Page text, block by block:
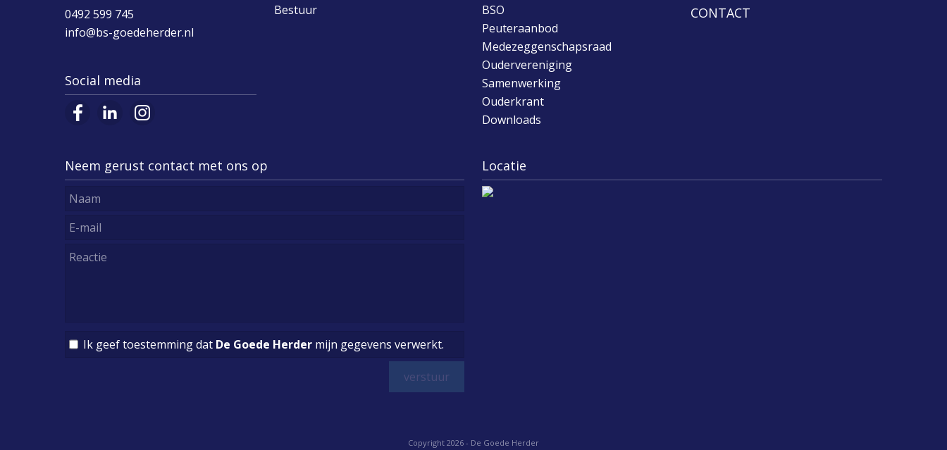
0492 599 745
info@bs-goedeherder.nl
Social media
Bestuur
BSO
Peuteraanbod
Medezeggenschapsraad
Oudervereniging
Samenwerking
Ouderkrant
Downloads
CONTACT
Neem gerust contact met ons op
Ik geef toestemming dat De Goede Herder mijn gegevens verwerkt.
Locatie
Copyright 2026 - De Goede Herder